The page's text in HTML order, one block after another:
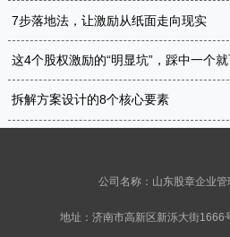
7步落地法，让激励从纸面走向现实
拆解方案设计的8个核心要素
公司名称：山东股章企业管
地址：济南市高新区新泺大街1666